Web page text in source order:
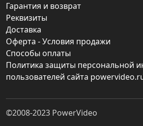
Гарантия и возврат
Реквизиты
Доставка
Оферта - Условия продажи
Способы оплаты
Политика защиты персональной
пользователей сайта
©2008-2023 PowerVideo